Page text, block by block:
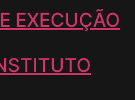
EXECUÇÃO